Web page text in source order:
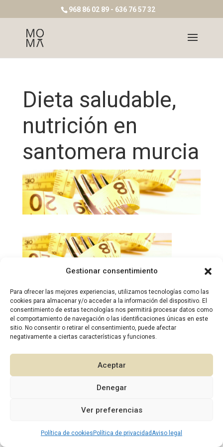
Gestionar consentimiento
Para ofrecer las mejores experiencias, utilizamos tecnologías como las
cookies para almacenar y/o acceder a la información del dispositivo. El
consentimiento de estas tecnologías nos permitirá procesar datos como
el comportamiento de navegación o las identificaciones únicas en este
sitio. No consentir o retirar el consentimiento, puede afectar
negativamente a ciertas características y funciones.
Aceptar
Denegar
Ver preferencias
Política de cookies Política de privacidadAviso legal
968 86 02 89 - 636 76 57 32
Dieta saludable,
nutrición en
santomera murcia
2026 © Diseño:Murcia Multimedia